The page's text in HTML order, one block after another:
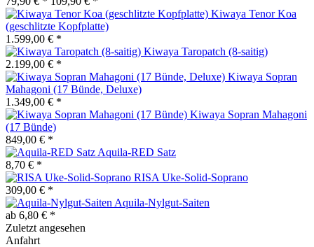
Kiwaya Tenor Koa
(geschlitzte Kopfplatte)
1.599,00 € *
Kiwaya Taropatch (8-saitig)
2.199,00 € *
Kiwaya Sopran
Mahagoni (17 Bünde, Deluxe)
1.349,00 € *
Kiwaya Sopran Mahagoni
(17 Bünde)
849,00 € *
Aquila-RED Satz
8,70 € *
RISA Uke-Solid-Soprano
309,00 € *
Aquila-Nylgut-Saiten
ab 6,80 € *
Zuletzt angesehen
Anfahrt